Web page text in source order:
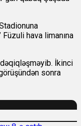
hava limanına
İkinci
sonra